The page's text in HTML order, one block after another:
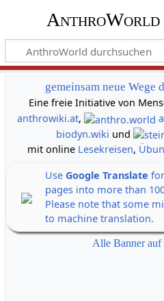
AnthroWorld
gemeinsam neue Wege
Eine freie Initiative von
anthrowiki.at,
biodyn.wiki und
mit online Lesekreisen,
Use Google Translate
pages into more than
Please note that some
to machine translation.
Alle Banner